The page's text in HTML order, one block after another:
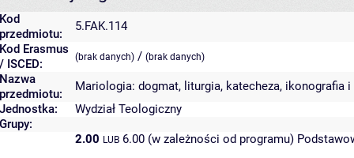
Kod
przedmiotu:
5.FAK.114
Kod Erasmus
/ ISCED:
(brak danych) / (brak danych)
Nazwa
przedmiotu:
Mariologia: dogmat, liturgia, katecheza, ikonografia
Jednostka:
Wydział Teologiczny
Grupy:
2.00 LUB 6.00 (w zależności od programu)